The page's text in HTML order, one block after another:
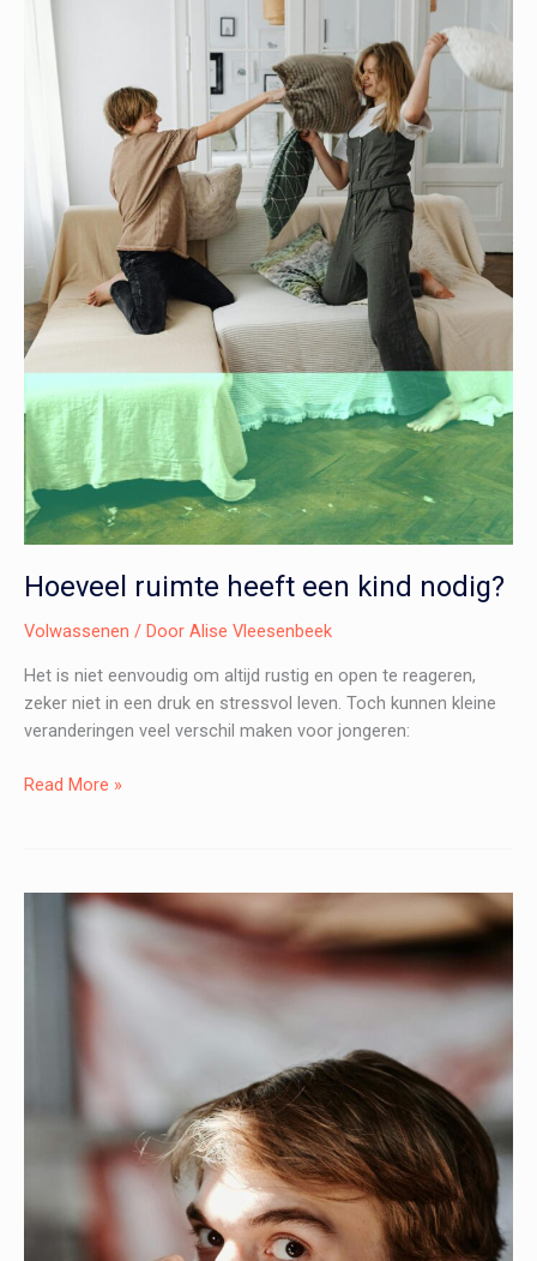
Hoeveel ruimte heeft een kind nodig?
Volwassenen / Door Alise Vleesenbeek
Het is niet eenvoudig om altijd rustig en open te reageren,
zeker niet in een druk en stressvol leven. Toch kunnen kleine
veranderingen veel verschil maken voor jongeren:
Hoeveel
kind
Read More »